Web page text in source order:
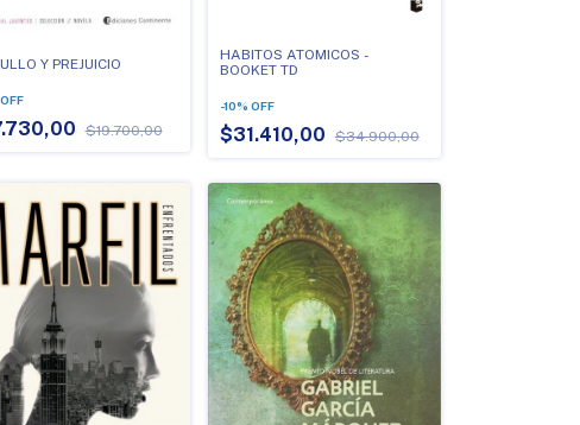
Y PREJUICIO
OFF
$19.700,00
HABITOS ATOMICOS -
BOOKET TD
-10% OFF
$31.410,00 $34.900,00